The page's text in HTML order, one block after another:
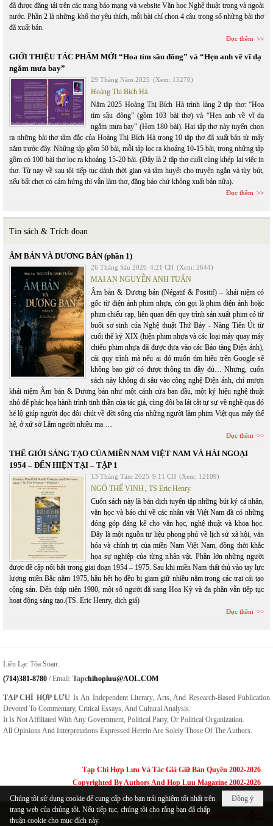
đã được đăng tải trên các trang báo mạng và website Văn học Nghệ thuật trong và ngoài
nước. Phần 2 là những khổ thơ yêu thích, mỗi bài chỉ chon 4 câu trong số những bài thơ
đã xuất bản.
Đọc thêm
GIỚI THIỆU TÁC PHẨM MỚI “Hoa tím sầu đông” và “Hẹn anh về vĩ dạ
ngắm mưa bay”
29 Tháng Năm 2025 (Xem: 15270)
Hoàng Thị Bích Hà
Năm 2025 Hoàng Thị Bích Hà trình làng 2 tập thơ: “Hoa
tím sầu đông” (gồm 103 bài thơ) và “Hẹn anh về vĩ dạ
ngắm mưa bay” (Hơn 180 bài). Hai tập thơ này tuyển chọn
ra những bài thơ tâm đắc của Hoàng Thị Bích Hà trong 10 tập thơ đã xuất bản từ mấy
năm trước đây. Những tập gồm 50 bài, mỗi tập lọc ra khoảng 10-15 bài, trong những tập
gồm có 100 bài thơ lọc ra khoảng 15-20 bài. (Đây là 2 tập thơ cuối cùng khép lại việc in
thơ. Từ nay về sau tôi tiếp tục dành thời gian và tâm huyết cho truyện ngắn và tùy bút,
nếu bất chợt có cảm hứng thì vẫn làm thơ, đăng báo chứ không xuất bản nữa).
Đọc thêm
Tin sách & Trích đoạn
ÂM BẢN VÀ DƯƠNG BẢN (phần 1)
26 Tháng Sáu 2026 4:21 CH (Xem: 2644)
MAI AN NGUYỄN ANH TUẤN
Âm bản & Dương bản (Négatif & Positif) – khái niệm có
gốc từ điện ảnh phim nhựa, còn gọi là phim điện ảnh hoặc
phim chiếu rạp, liên quan đến quy trình sản xuất phim có từ
buổi sơ sinh của Nghệ thuật Thứ Bảy - Nàng Tiên Út từ
cuối thế kỷ XIX (hiện phim nhựa và các loại máy quay máy
chiếu phim nhựa đã được đưa vào các Bảo tàng Điện ảnh),
cái quy trình mà nếu ai đó muốn tìm hiểu trên Google sẽ
không bao giờ có được thông tin đầy đủ… Nhưng, cuốn
sách này không đi sâu vào công nghệ Điện ảnh, chỉ mượn
khái niệm Âm bản & Dương bản như một cánh cửa ban đầu, một ký hiệu nghệ thuật
nhỏ để phác họa hành trình tinh thần của tác giả, cùng đôi ba lát cắt tự sự về nghề qua đó
hé lộ giúp người đọc đôi chút về đời sống của những người làm phim Việt qua mấy thế
hệ, ở xứ sở Lắm người nhiều ma …
Đọc thêm
THẾ GIỚI SÁNG TẠO CỦA MIỀN NAM VIỆT NAM VÀ HẢI NGOẠI
1954 – ĐẾN HIỆN TẠI – TẬP 1
13 Tháng Tám 2025 9:11 CH (Xem: 12109)
NGÔ THẾ VINH TS Eric Henry
Cuốn sách này là bản dịch tuyển tập những bút ký cá nhân,
văn học và báo chí về các nhân vật Việt Nam đã có những
đóng góp đáng kể cho văn học, nghệ thuật và khoa học.
Đây là một nguồn tư liệu phong phú về lịch sử xã hội, văn
hóa và chính trị của miền Nam Việt Nam, đồng thời khắc
họa sự nghiệp của từng nhân vật. Phần lớn những người
được đề cập nổi bật trong giai đoạn 1954 – 1975. Sau khi miền Nam thất thủ vào tay lực
lượng miền Bắc năm 1975, hầu hết họ đều bị giam giữ nhiều năm trong các trại cải tạo
cộng sản. Đến thập niên 1980, một số người đã sang Hoa Kỳ và đa phần vẫn tiếp tục
hoạt động sáng tạo.(TS. Eric Henry, dịch giả)
Đọc thêm
Liên Lạc Tòa Soạn:
(714)381-8780 / Email: TapcHihopluu@AOL.COM
TẠP CHÍ HỢP LƯU Is An Independent Literary, Arts, And Research-Based Publication
Devoted To Commentary, Critical Essays, And Cultural Analysis.
It Is Not Affiliated With Any Government, Political Party, Or Political Organization.
All Opinions And Interpretations Expressed Herein Are Solely Those Of The Authors.
Tạp Chí Hợp Lưu Và Tác Giả Giữ Bản Quyền 2002-2026
Copyrighted By Authors And Hop Luu Magazine 2002-2026
Copyright © 2026 hopluu.net All rights reserved
Đồng ý
Chúng tôi sử dụng cookie để cung cấp cho bạn trải nghiệm tốt nhất trên
trang web của chúng tôi. Nếu tiếp tục, chúng tôi cho rằng bạn đã chấp
thuận cookie cho mục đích này.